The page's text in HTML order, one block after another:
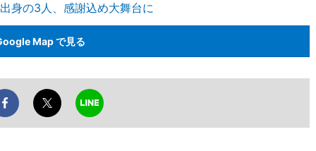
身の3人、感謝込め大舞台に
Map で見る